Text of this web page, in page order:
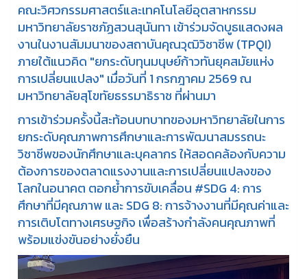
คณะวิศวกรรมศาสตร์และเทคโนโลยีอุตสาหกรรม
มหาวิทยาลัยราชภัฏสวนสุนันทา เข้าร่วมจัดบูธแสดงผล
งานในงานสัมมนาของสถาบันคุณวุฒิวิชาชีพ (TPQI)
ภายใต้แนวคิด "ยกระดับทุนมนุษย์ก้าวทันยุคสมัยแห่ง
การเปลี่ยนแปลง" เมื่อวันที่ 1 กรกฎาคม 2569 ณ
มหาวิทยาลัยสุโขทัยธรรมาธิราช ที่ผ่านมา
การเข้าร่วมครั้งนี้สะท้อนบทบาทของมหาวิทยาลัยในการ
ยกระดับคุณภาพการศึกษาและการพัฒนาสมรรถนะ
วิชาชีพของนักศึกษาและบุคลากร ให้สอดคล้องกับความ
ต้องการของตลาดแรงงานและการเปลี่ยนแปลงของ
โลกในอนาคต ตอกย้ำการขับเคลื่อน #SDG 4: การ
ศึกษาที่มีคุณภาพ และ SDG 8: การจ้างงานที่มีคุณค่าและ
การเติบโตทางเศรษฐกิจ เพื่อสร้างกำลังคนคุณภาพที่
พร้อมแข่งขันอย่างยั่งยืน